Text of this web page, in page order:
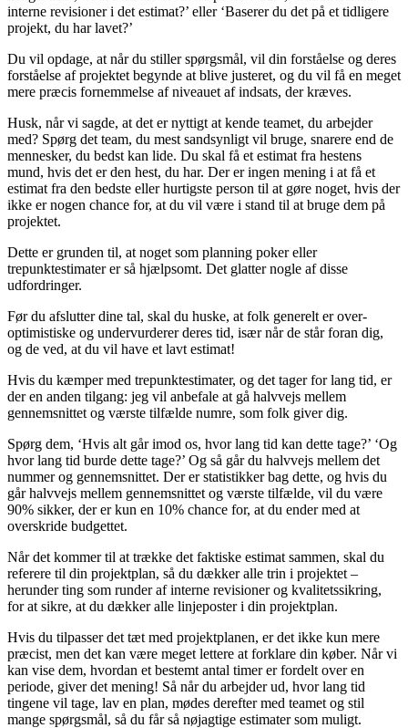
interne revisioner i det estimat?’ eller ‘Baserer du det på et tidligere
projekt, du har lavet?’
Du vil opdage, at når du stiller spørgsmål, vil din forståelse og deres
forståelse af projektet begynde at blive justeret, og du vil få en meget
mere præcis fornemmelse af niveauet af indsats, der kræves.
Husk, når vi sagde, at det er nyttigt at kende teamet, du arbejder
med? Spørg det team, du mest sandsynligt vil bruge, snarere end de
mennesker, du bedst kan lide. Du skal få et estimat fra hestens
mund, hvis det er den hest, du har. Der er ingen mening i at få et
estimat fra den bedste eller hurtigste person til at gøre noget, hvis der
ikke er nogen chance for, at du vil være i stand til at bruge dem på
projektet.
Dette er grunden til, at noget som planning poker eller
trepunktestimater er så hjælpsomt. Det glatter nogle af disse
udfordringer.
Før du afslutter dine tal, skal du huske, at folk generelt er over-
optimistiske og undervurderer deres tid, især når de står foran dig,
og de ved, at du vil have et lavt estimat!
Hvis du kæmper med trepunktestimater, og det tager for lang tid, er
der en anden tilgang: jeg vil anbefale at gå halvvejs mellem
gennemsnittet og værste tilfælde numre, som folk giver dig.
Spørg dem, ‘Hvis alt går imod os, hvor lang tid kan dette tage?’ ‘Og
hvor lang tid burde dette tage?’ Og så går du halvvejs mellem det
nummer og gennemsnittet. Der er statistikker bag dette, og hvis du
går halvvejs mellem gennemsnittet og værste tilfælde, vil du være
90% sikker, der er kun en 10% chance for, at du ender med at
overskride budgettet.
Når det kommer til at trække det faktiske estimat sammen, skal du
referere til din projektplan, så du dækker alle trin i projektet –
herunder ting som runder af interne revisioner og kvalitetssikring,
for at sikre, at du dækker alle linjeposter i din projektplan.
Hvis du tilpasser det tæt med projektplanen, er det ikke kun mere
præcist, men det kan være meget lettere at forklare din køber. Når vi
kan vise dem, hvordan et bestemt antal timer er fordelt over en
periode, giver det mening! Så når du arbejder ud, hvor lang tid
tingene vil tage, lav en plan, mødes derefter med teamet og stil
mange spørgsmål, så du får så nøjagtige estimater som muligt.